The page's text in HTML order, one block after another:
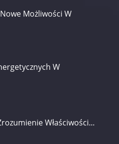
Możliwości W
W
Właściwości...